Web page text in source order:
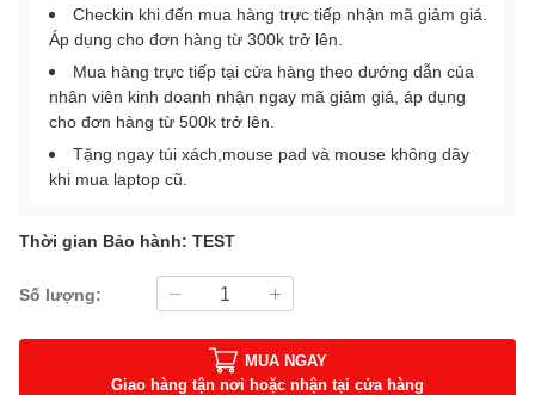
Checkin khi đến mua hàng trực tiếp nhận mã giảm giá.
Áp dụng cho đơn hàng từ 300k trở lên.
Mua hàng trực tiếp tại cửa hàng theo dướng dẫn của
nhân viên kinh doanh nhận ngay mã giảm giá, áp dụng
cho đơn hàng từ 500k trở lên.
Tặng ngay túi xách,mouse pad và mouse không dây
khi mua laptop cũ.
Thời gian Bảo hành: TEST
Số lượng:
MUA NGAY
Giao hàng tận nơi hoặc nhận tại cửa hàng